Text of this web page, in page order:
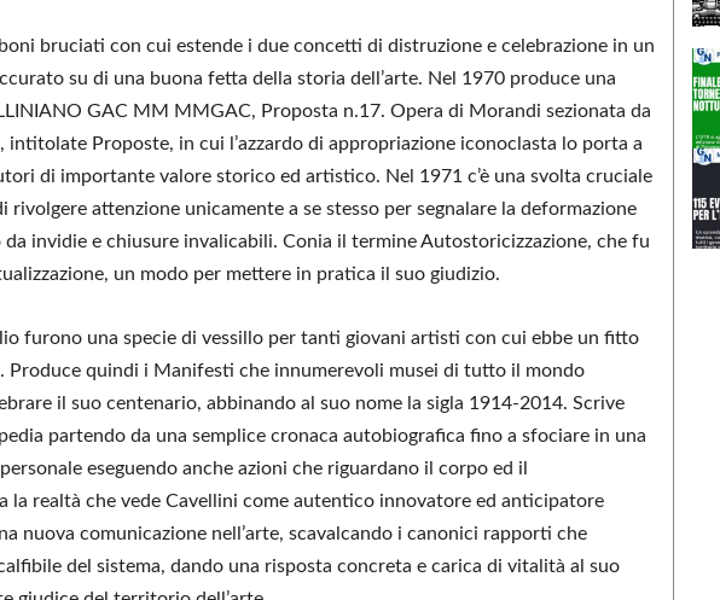
bruciati con cui estende i due concetti di distruzione e celebrazione in un
su di una buona fetta della storia dell’arte. Nel 1970 produce una
GAC MM MMGAC, Proposta n.17. Opera di Morandi sezionata da
intitolate Proposte, in cui l’azzardo di appropriazione iconoclasta lo porta a
di importante valore storico ed artistico. Nel 1971 c’è una svolta cruciale
rivolgere attenzione unicamente a se stesso per segnalare la deformazione
invidie e chiusure invalicabili. Conia il termine Autostoricizzazione, che fu
un modo per mettere in pratica il suo giudizio.
furono una specie di vessillo per tanti giovani artisti con cui ebbe un fitto
Produce quindi i Manifesti che innumerevoli musei di tutto il mondo
il suo centenario, abbinando al suo nome la sigla 1914-2014. Scrive
partendo da una semplice cronaca autobiografica fino a sfociare in una
eseguendo anche azioni che riguardano il corpo ed il
la realtà che vede Cavellini come autentico innovatore ed anticipatore
nuova comunicazione nell’arte, scavalcando i canonici rapporti che
del sistema, dando una risposta concreta e carica di vitalità al suo